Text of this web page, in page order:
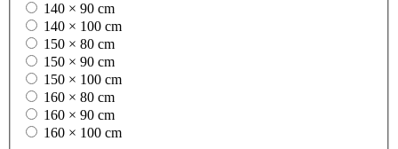
140 × 90 cm
140 × 100 cm
150 × 80 cm
150 × 90 cm
150 × 100 cm
160 × 80 cm
160 × 90 cm
160 × 100 cm